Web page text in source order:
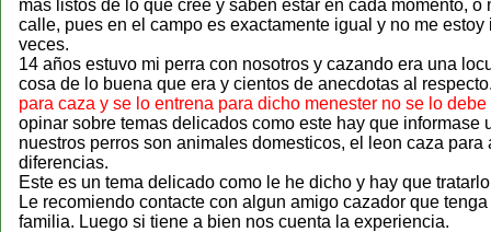
mas listos de lo que cree y saben estar en cada momento,
calle, pues en el campo es exactamente igual y no me
veces.
14 años estuvo mi perra con nosotros y cazando era una
cosa de lo buena que era y cientos de anecdotas al
para caza y se lo entrena para dicho menester no se lo
opinar sobre temas delicados como este hay que
nuestros perros son animales domesticos, el leon caza
diferencias.
Este es un tema delicado como le he dicho y hay que
Le recomiendo contacte con algun amigo cazador que
familia. Luego si tiene a bien nos cuenta la experiencia.